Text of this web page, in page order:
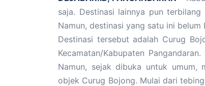
saja. Destinasi lainnya pun
Namun, destinasi yang satu ini
Destinasi tersebut adalah Curug
Kecamatan/Kabupaten
Namun, sejak dibuka untuk umum,
objek Curug Bojong. Mulai dari